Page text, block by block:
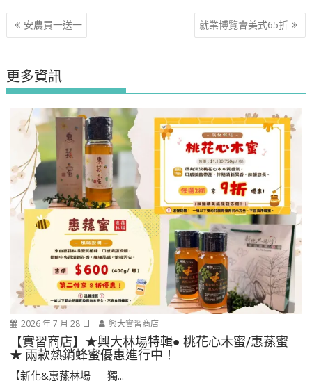
文
章
覽
安農買一送一 就業博覽會美式65折
更多資訊
2026 年 7 月 28 日 興大實習商店
【實習商店】★興大林場特輯● 桃花心木蜜/惠蓀蜜
★ 兩款熱銷蜂蜜優惠進行中！
【新化&惠蓀林場 — 獨...